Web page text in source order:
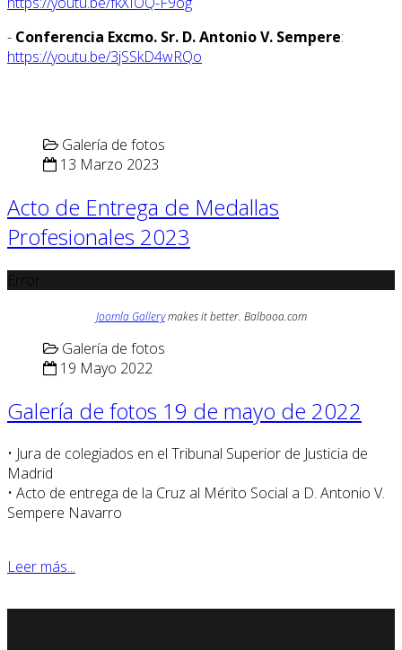
- Conferencia Excmo. Sr. D. Antonio V. Sempere:
https://youtu.be/3jSSkD4wRQo
Galería de fotos
13 Marzo 2023
Acto de Entrega de Medallas
Profesionales 2023
Joomla Gallerymakes it better. Balbooa.com
Galería de fotos
19 Mayo 2022
Galería de fotos 19 de mayo de 2022
• Jura de colegiados en el Tribunal Superior de Justicia de
Madrid
• Acto de entrega de la Cruz al Mérito Social a D. Antonio V.
Sempere Navarro
Leer más...